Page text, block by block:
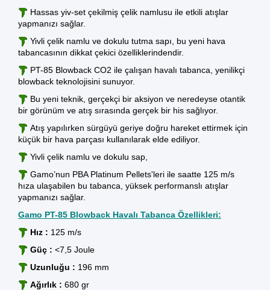
Hassas yiv-set çekilmiş çelik namlusu ile etkili atışlar
yapmanızı sağlar.
Yivli çelik namlu ve dokulu tutma sapı, bu yeni hava
tabancasının dikkat çekici özelliklerindendir.
PT-85 Blowback CO2 ile çalışan havalı tabanca, yenilikçi
blowback teknolojisini sunuyor.
Bu yeni teknik, gerçekçi bir aksiyon ve neredeyse otantik
bir görünüm ve atış sırasında gerçek bir his sağlıyor.
Atış yapılırken sürgüyü geriye doğru hareket ettirmek için
küçük bir hava parçası kullanılarak elde ediliyor.
Yivli çelik namlu ve dokulu sap,
Gamo’nun PBA Platinum Pellets'leri ile saatte 125 m/s
hıza ulaşabilen bu tabanca, yüksek performanslı atışlar
yapmanızı sağlar.
Gamo PT-85 Blowback Havalı Tabanca Özellikleri:
Hız : 125 m/s
Güç : <7,5 Joule
Uzunluğu : 196 mm
Ağırlık : 680 gr